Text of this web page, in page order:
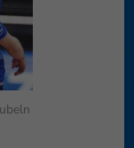
geben oder sich
nur bestimmte
akzeptieren